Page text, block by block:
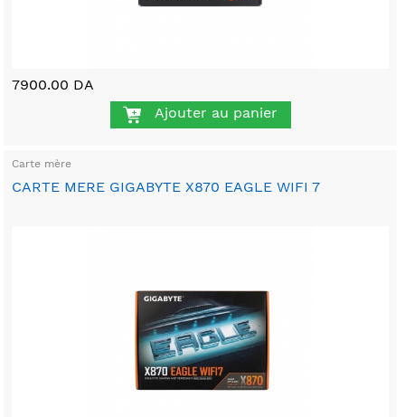
7900.00 DA
Ajouter au panier
Carte mère
CARTE MERE GIGABYTE X870 EAGLE WIFI 7